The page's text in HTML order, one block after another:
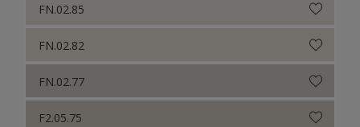
FN.02.85
FN.02.82
FN.02.77
F2.05.75